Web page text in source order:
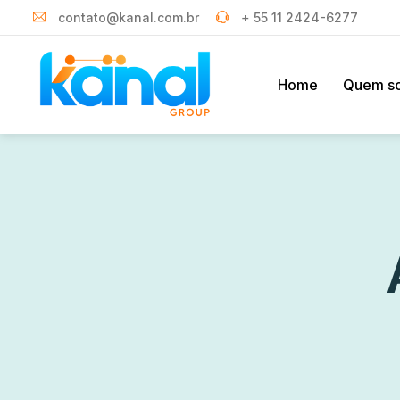
contato@kanal.com.br + 55 11 2424-6277
Home Quem